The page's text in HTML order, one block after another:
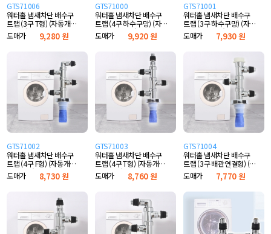
GTS71006
워터홀 냄새차단 배수구
트랩 (3구 T형) (자동개폐
마개형)
도매가 9,280 원
GTS71000
워터홀 냄새차단 배수구
트랩 (4구 하수구망) (자동
개폐 실리콘형)
도매가 9,920 원
GTS71001
워터홀 냄새차단 배수구
트랩 (3구 하수구망) (자동
개폐 실리콘형)
도매가 7,930 원
GTS71002
워터홀 냄새차단 배수구
트랩 (4구 F형) (자동개폐
실리콘형)
도매가 8,730 원
GTS71003
워터홀 냄새차단 배수구
트랩 (4구 T형) (자동개폐
실리콘형)
도매가 8,760 원
GTS71004
워터홀 냄새차단 배수구
트랩 (3구 배관연결형) (자
동개폐 실리콘형)
도매가 7,770 원